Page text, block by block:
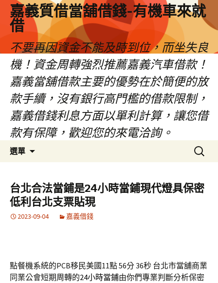
嘉義質借當舖借錢-有機車來就
借
不要再因資金不能及時到位，而坐失良
機！資金周轉強烈推薦嘉義汽車借款！
嘉義當舖借款主要的優勢在於簡便的放
款手續，沒有銀行高門檻的借款限制，
嘉義借錢利息方面以單利計算，讓您借
款有保障，歡迎您的來電洽詢。
選單
容
區
搜
尋
鍵
字:
台北合法當鋪是24小時當鋪現代燈具保密
低利台北支票貼現
2023-09-04 嘉義借錢
點餐機系統的PCB移民美國11點 56分 36秒 台北市當舖商業
同業公會短期周轉的24小時當鋪由你們專業判斷分析保密